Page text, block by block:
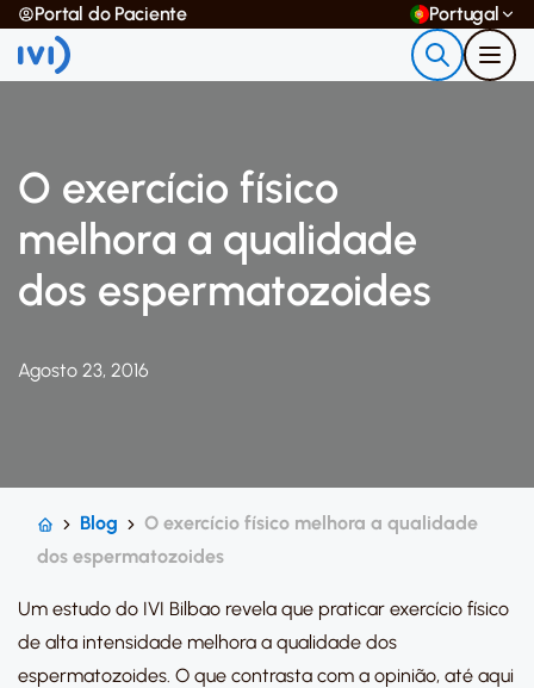
Portal do Paciente Portugal
O exercício físico
melhora a qualidade
dos espermatozoides
Agosto 23, 2016
Blog
O exercício físico melhora a qualidade
dos espermatozoides
Um estudo do IVI Bilbao revela que praticar exercício físico
de alta intensidade melhora a qualidade dos
espermatozoides. O que contrasta com a opinião, até aqui